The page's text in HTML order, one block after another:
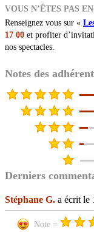
VOUS N’ÊTES PAS
Renseignez vous sur «
17 00 et profiter
nos spectacles.
Notes des
Derniers
Stéphane G. a écrit le
Note =